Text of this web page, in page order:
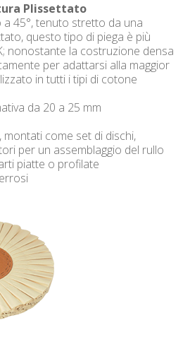
Plissettato
45°, tenuto stretto da una
questo tipo di piega è più
nonostante la costruzione densa
per adattarsi alla maggior
in tutti i tipi di cotone
da 20 a 25 mm
come set di dischi,
per un assemblaggio del rullo
piatte o profilate